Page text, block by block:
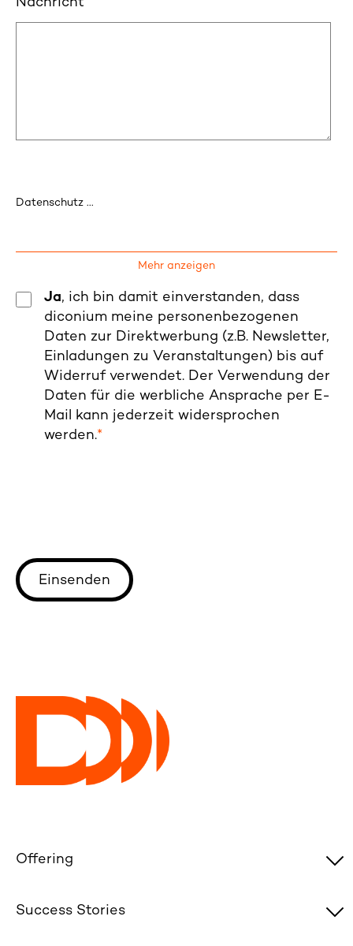
Datenschutz ...
Mehr anzeigen
Ja, ich bin damit einverstanden, dass
diconium meine personenbezogenen
Daten zur Direktwerbung (z.B. Newsletter,
Einladungen zu Veranstaltungen) bis auf
Widerruf verwendet. Der Verwendung der
Daten für die werbliche Ansprache per E-
Mail kann jederzeit widersprochen
werden.*
Offering
Success Stories